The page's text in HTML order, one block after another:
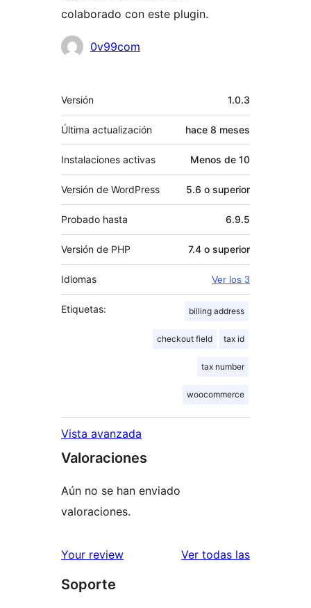
colaborado con este plugin.
Colaboradores
0v99com
Meta
Versión 1.0.3
Última actualización hace 8 meses
Instalaciones activas Menos de 10
Versión de WordPress 5.6 o superior
Probado hasta 6.9.5
Versión de PHP 7.4 o superior
Idiomas Ver los 3
Etiquetas: billing address
checkout field tax id
tax number
woocommerce
Vista avanzada
Valoraciones
Aún no se han enviado
valoraciones.
Your review Ver todas las
Soporte